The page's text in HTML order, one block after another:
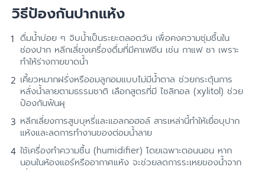
วิธีป้องกันปากแห้ง
ดื่มน้ำบ่อย ๆ จิบน้ำเป็นระยะตลอดวัน เพื่อคงความชุ่มชื้นใน
ช่องปาก หลีกเลี่ยงเครื่องดื่มที่มีคาเฟอีน เช่น กาแฟ ชา เพราะ
ทำให้ร่างกายขาดน้ำ
เคี้ยวหมากฝรั่งหรืออมลูกอมแบบไม่มีน้ำตาล ช่วยกระตุ้นการ
หลั่งน้ำลายตามธรรมชาติ เลือกสูตรที่มี ไซลิทอล (xylitol) ช่วย
ป้องกันฟันผุ
หลีกเลี่ยงการสูบบุหรี่และแอลกอฮอล์ สารเหล่านี้ทำให้เยื่อบุปาก
แห้งและลดการทำงานของต่อมน้ำลาย
ใช้เครื่องทำความชื้น (humidifier) โดยเฉพาะตอนนอน หาก
นอนในห้องแอร์หรืออากาศแห้ง จะช่วยลดการระเหยของน้ำจาก